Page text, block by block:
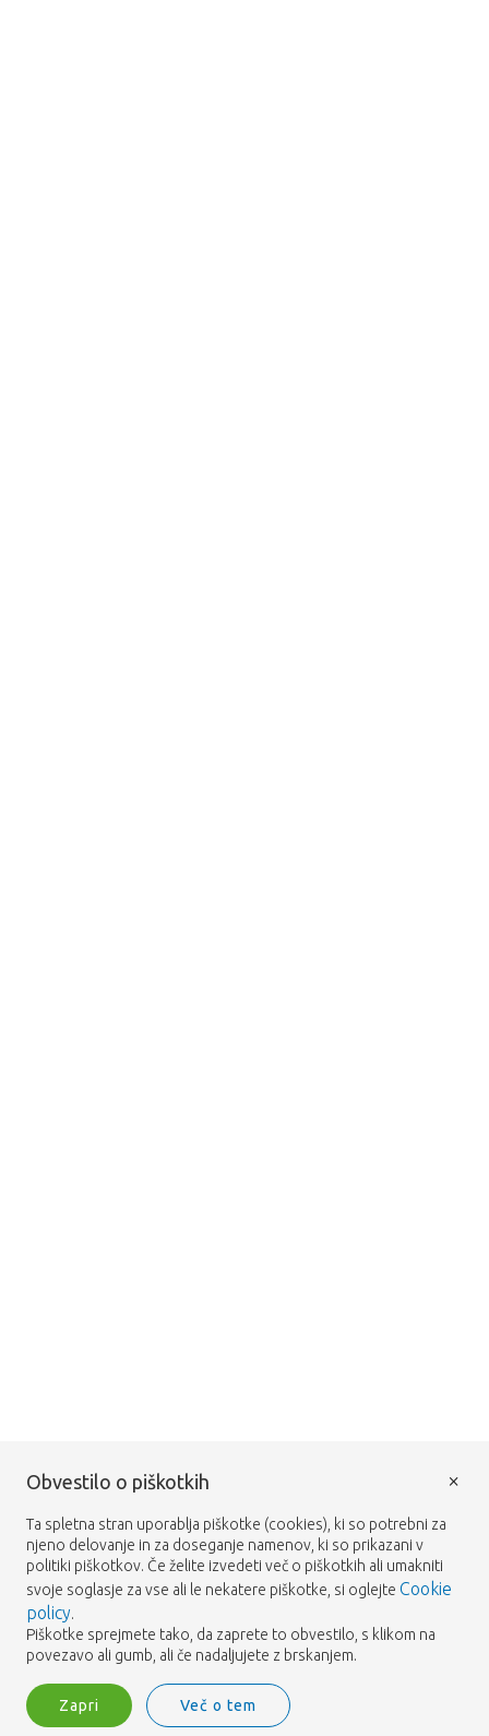
Obvestilo o piškotkih
Ta spletna stran uporablja piškotke (cookies), ki so potrebni za
njeno delovanje in za doseganje namenov, ki so prikazani v
politiki piškotkov. Če želite izvedeti več o piškotkih ali umakniti
svoje soglasje za vse ali le nekatere piškotke, si oglejte Cookie
policy.
Piškotke sprejmete tako, da zaprete to obvestilo, s klikom na
povezavo ali gumb, ali če nadaljujete z brskanjem.
Zapri Več o tem
×